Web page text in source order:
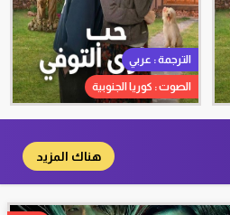
الترجمة : عربي
الصوت : كوريا الجنوبية
هناك المزيد